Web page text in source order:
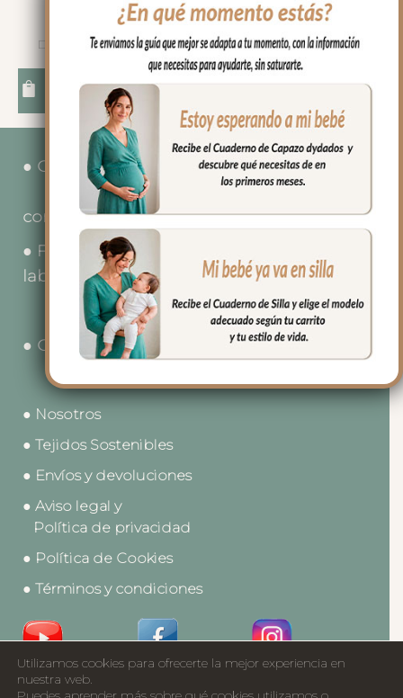
Desde: 78.50€
Seleccionar opciones
● Coste Envío 3.90€ a la Península.
-Envío incluido para
compras superiores a 150€.
● Fecha tope servicio de pedidos 12 días
laborables.
● Contacto
● Nosotros
● Tejidos Sostenibles
● Envíos y devoluciones
● Aviso legal y
Política de privacidad
● Política de Cookies
● Términos y condiciones
Acceso a Profesionales
Utilizamos cookies para ofrecerte la mejor experiencia en
nuestra web.